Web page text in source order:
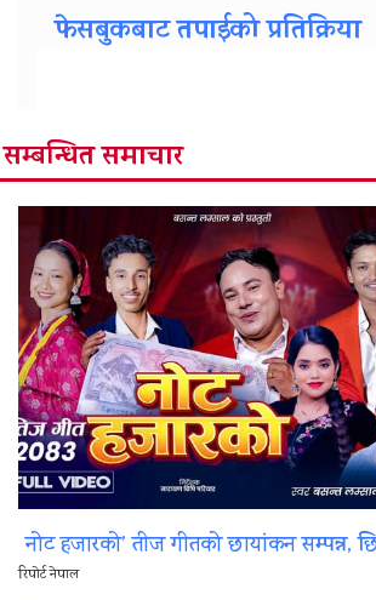
फेसबुकबाट तपाईको प्रतिक्रिया
सम्बन्धित समाचार
नोट हजारको’ तीज गीतको छायांकन सम्पन्न,
रिपोर्ट नेपाल